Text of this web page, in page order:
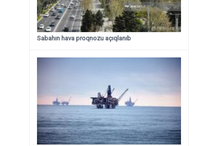
Sabahın hava proqnozu açıqlanıb